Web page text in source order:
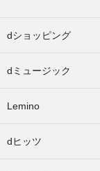
dショッピング
dミュージック
Lemino
dヒッツ